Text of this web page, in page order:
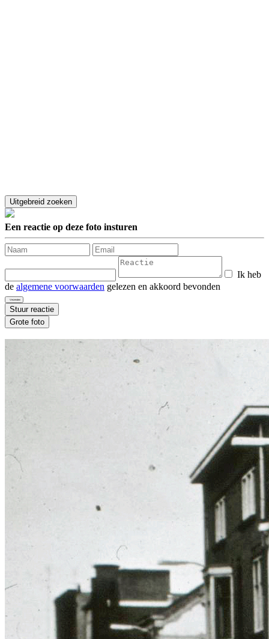
Een reactie op deze foto insturen
Ik heb
de algemene voorwaarden gelezen en akkoord bevonden